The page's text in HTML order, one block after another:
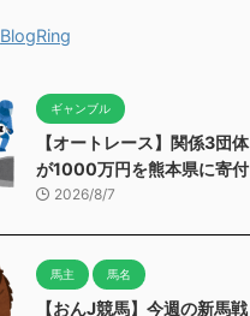
BlogRing
ギャンブル
【オートレース】関係3団体
が1000万円を熊本県に寄付
2026/8/7
馬主 馬名
【おんJ競馬】今週の新馬戦